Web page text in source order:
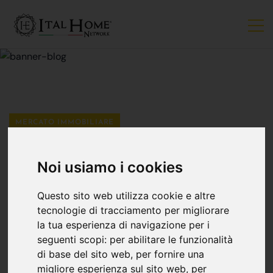
Noi usiamo i cookies
Questo sito web utilizza cookie e altre
tecnologie di tracciamento per migliorare
la tua esperienza di navigazione per i
seguenti scopi: per abilitare le funzionalità
di base del sito web, per fornire una
migliore esperienza sul sito web, per
MERCATO IMMOBILIARE
Come Abbellire Un
Arco In Casa
Ital Home Bergamo 02 aprile